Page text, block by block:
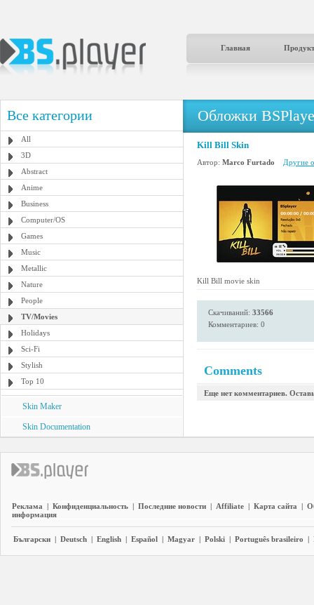
Главная
Все категории
All
3D
Abstract
Anime
Business
Computer/OS
Games
Music
Metallic
Nature
People
TV/Movies
Holidays
Sci-Fi
Stylish
Top 10
Skin Maker
Skin Documentation
Обложки
Kill Bill Skin
Автор: Marco Furtado Другие
Kill Bill movie skin
Скачиваний: 33566
Комментариев: 0
Comments
Еще нет комментариев.
Реклама | Конфиденциальность | Последние новости | Affiliate | Карта сайта |
информация
Български | Deutsch | English | Español | Magyar | Polski | Português brasileiro |